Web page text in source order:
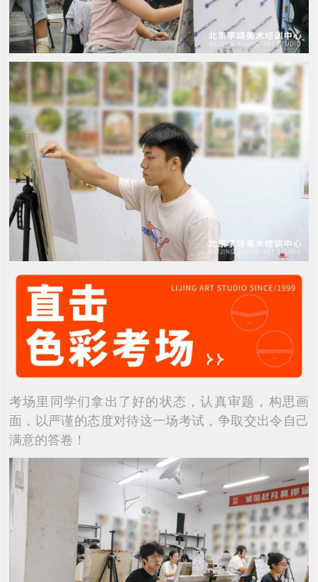
考场里同学们拿出了好的状态，认真审题，构思画
面，以严谨的态度对待这一场考试，争取交出令自己
满意的答卷！